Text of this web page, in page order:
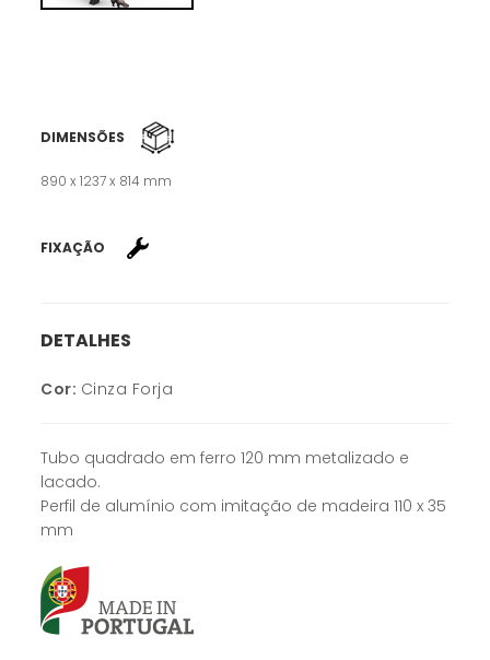
DIMENSÕES
890 x 1237 x 814 mm
FIXAÇÃO
DETALHES
Cor: Cinza Forja
Tubo quadrado em ferro 120 mm metalizado e
lacado.
Perfil de alumínio com imitação de madeira 110 x 35
mm